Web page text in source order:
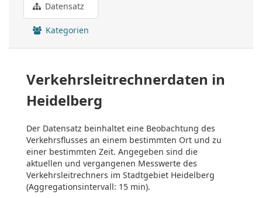
Datensatz
Kategorien
Verkehrsleitrechnerdaten in
Heidelberg
Der Datensatz beinhaltet eine Beobachtung des
Verkehrsflusses an einem bestimmten Ort und zu
einer bestimmten Zeit. Angegeben sind die
aktuellen und vergangenen Messwerte des
Verkehrsleitrechners im Stadtgebiet Heidelberg
(Aggregationsintervall: 15 min).